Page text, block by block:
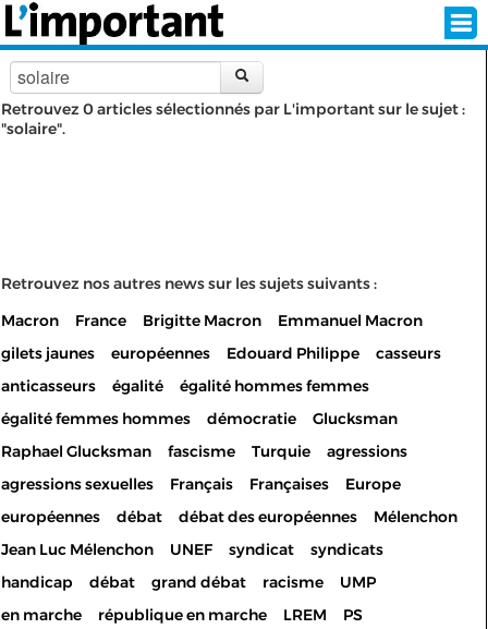
INSCRIPTION
SUR L'ÉCRAN D'ACCUEIL
ABONNEZ-VOUS À LA NEWSLETTER!
SUIVEZ NOUS:
Retrouvez 0 articles sélectionnés par L'important sur le sujet :
"solaire".
Retrouvez nos autres news sur les sujets suivants :
Macron
France Brigitte Macron
Emmanuel Macron
gilets jaunes
européennes Edouard Philippe
casseurs
anticasseurs
égalité
égalité hommes femmes
égalité femmes hommes
démocratie
Glucksman
Raphael Glucksman
fascisme Turquie
agressions
agressions sexuelles
Français Françaises
Europe
européennes
débat débat des européennes
Mélenchon
Jean Luc Mélenchon
UNEF syndicat
syndicats
handicap
débat grand débat racisme
UMP
en marche
république en marche LREM
PS